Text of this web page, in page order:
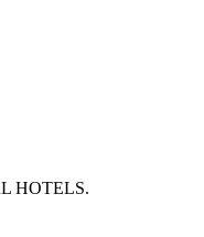
HOTELS.